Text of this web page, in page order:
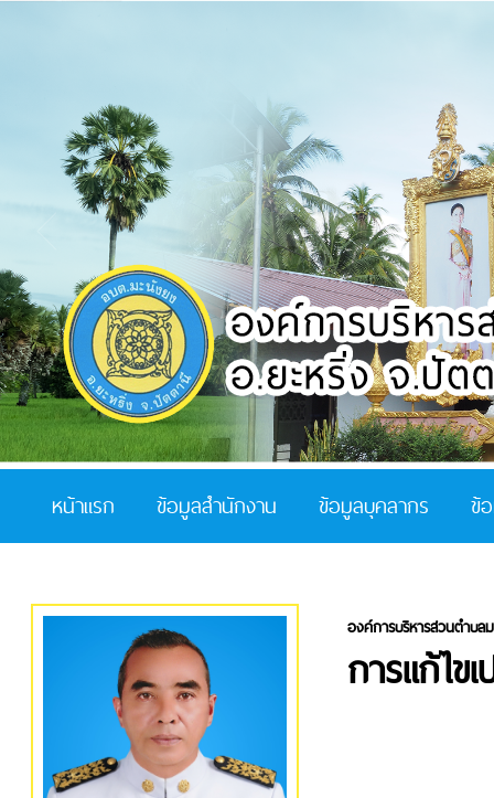
หน้าแรก ข้อมูลสำนักงาน ข้อมูลบุคลากร ข้
องค์การบริหารส่วนตำบล
การแก้ไข